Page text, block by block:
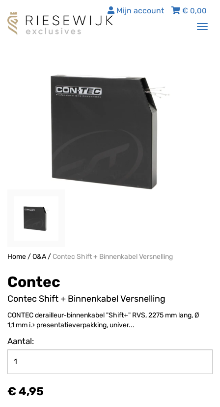
€ 0,00
Mijn account
Home/O&A/ Contec Shift + Binnenkabel Versnelling
Contec
Contec Shift + Binnenkabel Versnelling
CONTEC derailleur-binnenkabel "Shift+" RVS, 2275 mm lang, Ø
1,1 mm i.› presentatieverpakking, univer...
Aantal:
€ 4,95